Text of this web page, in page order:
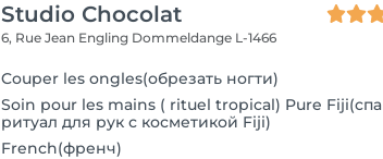
Studio Chocolat
6, Rue Jean Engling Dommeldange L-1466
Couper les ongles(обрезать ногти)
Soin pour les mains ( rituel tropical) Pure Fiji(спа
ритуал для рук с косметикой Fiji)
French(френч)